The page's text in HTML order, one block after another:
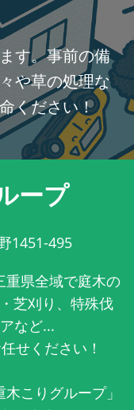
す。事前の備
や草の処理な
ください！
ープ
1451-495
重県全域で庭木の
芝刈り、特殊伐
など...
せください！
こりグループ」